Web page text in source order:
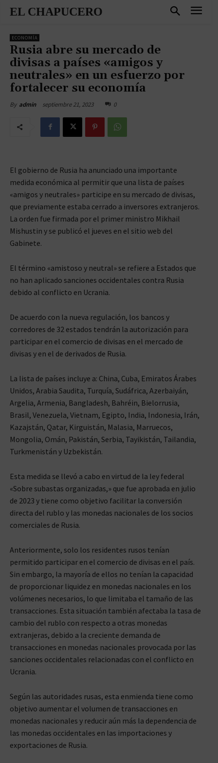
EL CHAPUCERO
ECONOMÍA
Rusia abre su mercado de
divisas a países «amigos y
neutrales» en un esfuerzo por
fortalecer su economía
By admin septiembre 21, 2023 0
El gobierno de Rusia ha anunciado una importante
medida económica al permitir que una lista de países
«amigos y neutrales» participe en su mercado de divisas,
que previamente estaba cerrado a inversores extranjeros.
La orden fue firmada por el primer ministro Mikhail
Mishustin y se publicó el jueves en el sitio web del
Gabinete.
El término «amistoso y neutral» se refiere a Estados que
no han aplicado sanciones occidentales contra Rusia
debido al conflicto en Ucrania.
De acuerdo con la nueva regulación, los bancos y
corredores de 32 estados tendrán la autorización para
participar en el comercio de divisas en el mercado de
divisas y en el de derivados de Rusia.
La lista de países incluye a: China, Cuba, Emiratos Árabes
Unidos, Arabia Saudita, Turquía, Sudáfrica, Azerbaiyán,
Argelia, Armenia, Bangladesh, Bahréin, Bielorrusia,
Brasil, Venezuela, Vietnam, Egipto, India, Indonesia, Irán,
Kazajstán, Qatar, Kirguistán, Malasia, Marruecos,
Mongolia, Omán, Pakistán, Serbia, Tayikistán, Tailandia,
Turkmenistán y Uzbekistán.
Esta medida se llevó a cabo en virtud de la ley federal
«Sobre subastas organizadas,» que fue aprobada en julio
de 2023 y tiene como objetivo facilitar la conversión
directa del rublo y las monedas nacionales de los socios
comerciales de Rusia.
Anteriormente, solo los residentes rusos tenían
permitido participar en el comercio de divisas en el país.
Sin embargo, la mayoría de ellos no tenían la capacidad
de proporcionar liquidez en monedas nacionales en los
volúmenes necesarios, lo que limitaba el tamaño de las
transacciones. Esta situación también afectaba la tasa de
cambio del rublo con respecto a otras monedas
extranjeras, debido a la creciente demanda de
transacciones en monedas nacionales provocada por las
sanciones occidentales relacionadas con el conflicto en
Ucrania.
Según las autoridades rusas, esta enmienda tiene como
objetivo aumentar el volumen de transacciones en
monedas nacionales y reducir aún más la dependencia de
las monedas occidentales en las importaciones y
exportaciones de Rusia.